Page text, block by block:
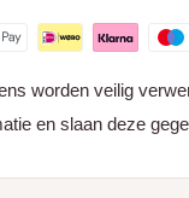
worden veilig
en slaan deze